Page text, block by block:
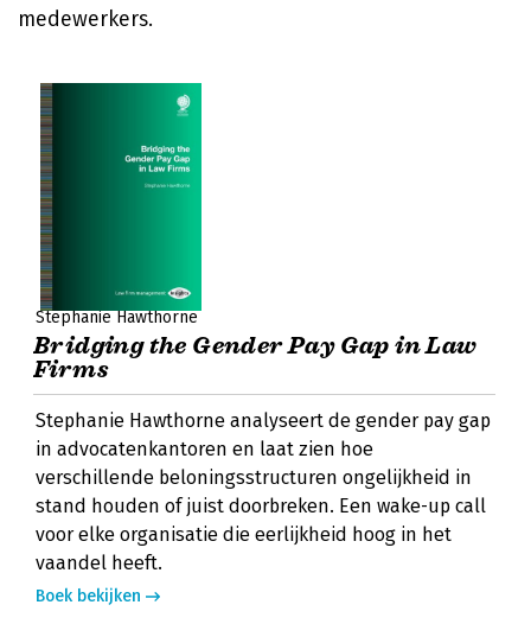
medewerkers.
Stephanie Hawthorne
Bridging the Gender Pay Gap in Law
Firms
Stephanie Hawthorne analyseert de gender pay gap
in advocatenkantoren en laat zien hoe
verschillende beloningsstructuren ongelijkheid in
stand houden of juist doorbreken. Een wake-up call
voor elke organisatie die eerlijkheid hoog in het
vaandel heeft.
Boek bekijken